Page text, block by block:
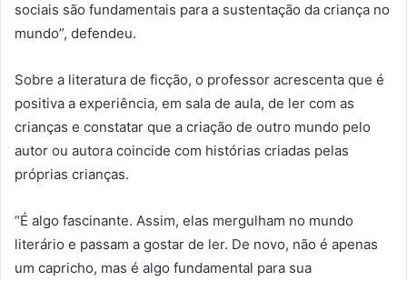
sociais são fundamentais para a sustentação da criança no
mundo”, defendeu.
Sobre a literatura de ficção, o professor acrescenta que é
positiva a experiência, em sala de aula, de ler com as
crianças e constatar que a criação de outro mundo pelo
autor ou autora coincide com histórias criadas pelas
próprias crianças.
“É algo fascinante. Assim, elas mergulham no mundo
literário e passam a gostar de ler. De novo, não é apenas
um capricho, mas é algo fundamental para sua